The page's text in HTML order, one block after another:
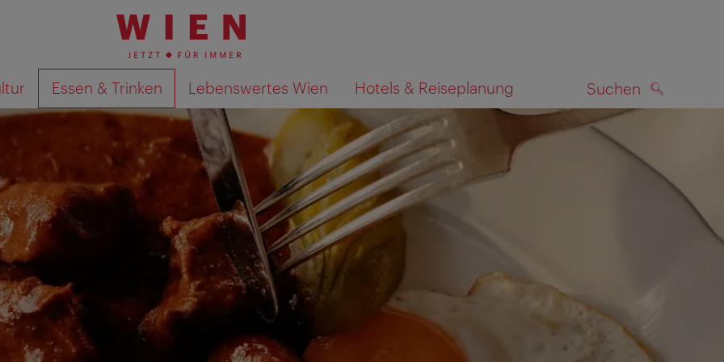
Essen & Trinken Lebenswertes Wien Hotels & Reiseplanung Suchen
Suchergebnisse auf Karte anzeigen